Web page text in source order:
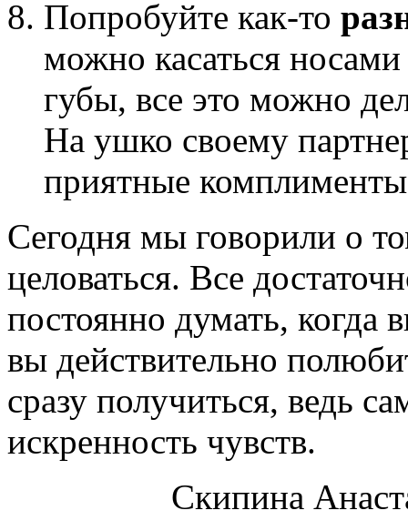
Попробуйте как-то
можно касаться
губы, все это можно
На ушко своему
приятные
Сегодня мы говорили о
целоваться. Все
постоянно думать, когда
вы действительно
сразу получиться, ведь
искренность чувств.
Скипина